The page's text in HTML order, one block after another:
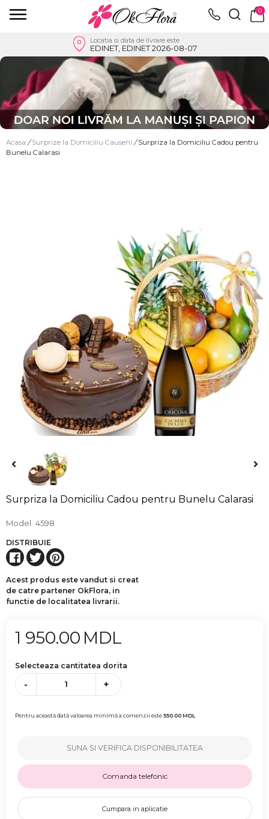
0
Locatia si data de livrare este
EDINET, EDINET 2026-08-07
Acasa / Surprize la Domiciliu Causeni / Surpriza la Domiciliu Cadou pentru
Bunelu Calarasi
Surpriza la Domiciliu Cadou pentru Bunelu Calarasi
Model 4598
DISTRIBUIE
Acest produs este vandut si creat
de catre partener OkFlora, in
functie de localitatea livrarii.
1 950.00 MDL
Selecteaza cantitatea dorita
- +
Pentru această dată valoarea minimă a comenzii este550.00MDL
SUNA SI VERIFICA DISPONIBILITATEA
Comanda telefonic
Cumpara in aplicatie